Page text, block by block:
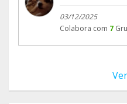
03/12/2025
Colabora com 7